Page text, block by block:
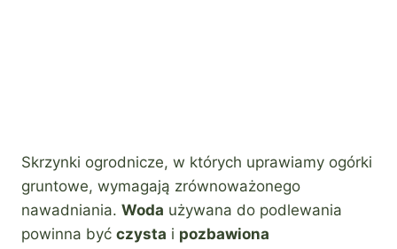
Skrzynki ogrodnicze, w których uprawiamy ogórki
gruntowe, wymagają zrównoważonego
nawadniania. Woda używana do podlewania
powinna być czysta i pozbawiona